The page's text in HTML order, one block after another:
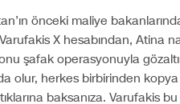
önceki maliye
Varufakis X hesabından, Atina
şafak operasyonuyla
olur, herkes birbirinden
baksanıza. Varufakis